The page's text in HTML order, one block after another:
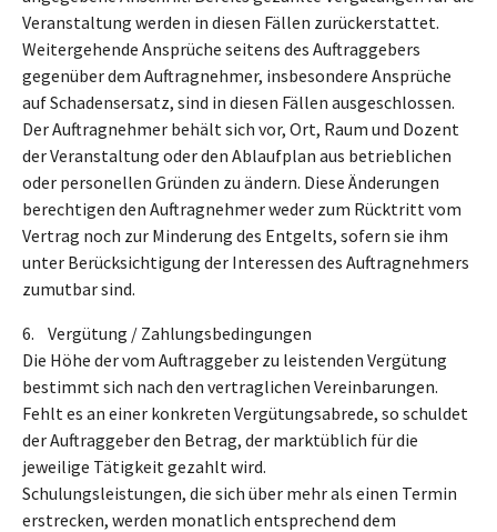
Veranstaltung werden in diesen Fällen zurückerstattet.
Weitergehende Ansprüche seitens des Auftraggebers
gegenüber dem Auftragnehmer, insbesondere Ansprüche
auf Schadensersatz, sind in diesen Fällen ausgeschlossen.
Der Auftragnehmer behält sich vor, Ort, Raum und Dozent
der Veranstaltung oder den Ablaufplan aus betrieblichen
oder personellen Gründen zu ändern. Diese Änderungen
berechtigen den Auftragnehmer weder zum Rücktritt vom
Vertrag noch zur Minderung des Entgelts, sofern sie ihm
unter Berücksichtigung der Interessen des Auftragnehmers
zumutbar sind.
6. Vergütung / Zahlungsbedingungen
Die Höhe der vom Auftraggeber zu leistenden Vergütung
bestimmt sich nach den vertraglichen Vereinbarungen.
Fehlt es an einer konkreten Vergütungsabrede, so schuldet
der Auftraggeber den Betrag, der marktüblich für die
jeweilige Tätigkeit gezahlt wird.
Schulungsleistungen, die sich über mehr als einen Termin
erstrecken, werden monatlich entsprechend dem